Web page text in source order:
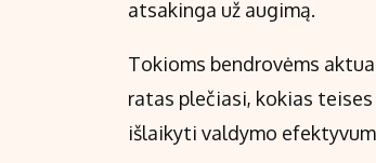
atsakinga už augimą.
Tokioms bendrovėms
ratas plečiasi, kokias
išlaikyti valdymo